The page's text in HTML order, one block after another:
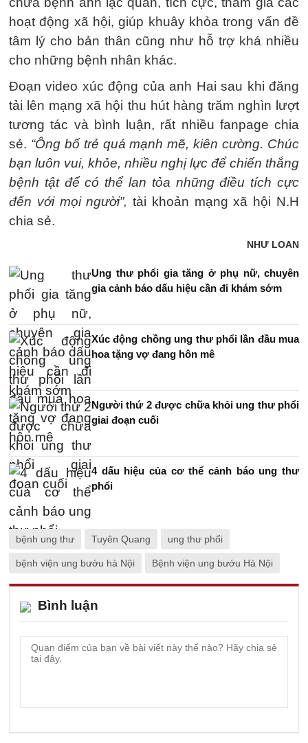
hoạt động xã hội, giúp khuây khỏa trong vấn đề
tâm lý cho bản thân cũng như hỗ trợ khá nhiều
cho những bệnh nhân khác.
Đoạn video xúc động của anh Hai sau khi đăng
tải lên mạng xã hội thu hút hàng trăm nghìn lượt
tương tác và bình luận, rất nhiều fanpage chia
sẻ. “Ông bố trẻ quá mạnh mẽ, kiên cường. Chúc
bạn luôn vui, khỏe, nhiều nghị lực để chiến thắng
bệnh tật để có thể lan tỏa những điều tích cực
đến với mọi người”, tài khoản mạng xã hội N.H
chia sẻ.
NHƯ LOAN
Ung thư phổi gia tăng ở phụ nữ, chuyên
gia cảnh báo dấu hiệu cần đi khám sớm
Xúc động chồng ung thư phổi lần đầu mua
hoa tặng vợ đang hôn mê
Người thứ 2 được chữa khỏi ung thư phổi
giai đoạn cuối
4 dấu hiệu của cơ thể cảnh báo ung thư
phổi
bệnh ung thư Tuyên Quang ung thư phổi
bệnh viện ung bướu hà Nội Bệnh viện ung bướu Hà Nội
Bình luận